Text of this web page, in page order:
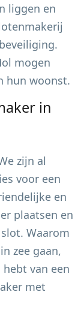
liggen en
mogen
hun woonst.
in
zijn al
voor een
en
plaatsen en
Waarom
zee gaan,
van een
met